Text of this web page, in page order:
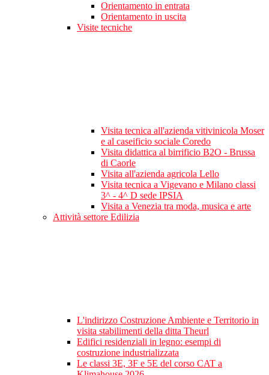
Orientamento in entrata
Orientamento in uscita
Visite tecniche
Visita tecnica all'azienda vitivinicola Moser
e al caseificio sociale Coredo
Visita didattica al birrificio B2O - Brussa
di Caorle
Visita all'azienda agricola Lello
Visita tecnica a Vigevano e Milano classi
3^ - 4^ D sede IPSIA
Visita a Venezia tra moda, musica e arte
Attività settore Edilizia
L'indirizzo Costruzione Ambiente e Territorio in
visita stabilimenti della ditta Theurl
Edifici residenziali in legno: esempi di
costruzione industrializzata
Le classi 3E, 3F e 5E del corso CAT a